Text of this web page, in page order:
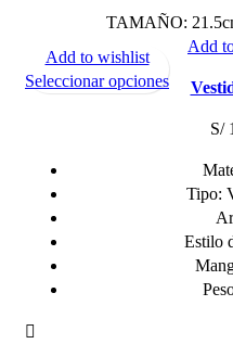
TAMAÑO:
Add
S/
Tipo:
Estilo
Add to wishlist
Seleccionar opcionesEste
variantes.
Las
opciones
pueden
elegir